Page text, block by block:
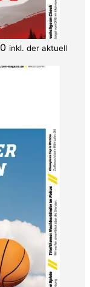
inkl. der aktuell